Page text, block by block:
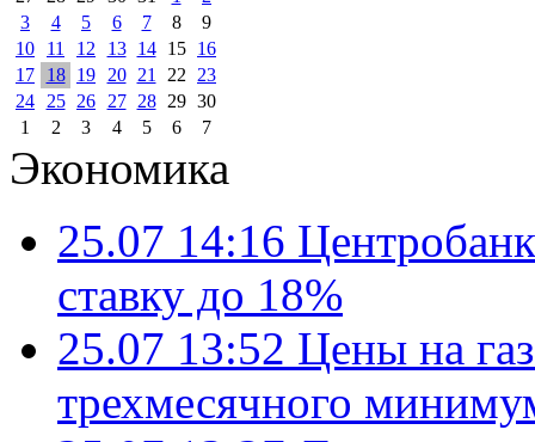
3
4 5 6 7 8
9
10
11 12 13 14 15
16
17
18 19 20 21 22
23
24
25 26 27 28 29 30
1
2 3 4 5 6 7
Экономика
25.07 14:16
ставку до 18%
25.07 13:52 Цены на
трехмесячного